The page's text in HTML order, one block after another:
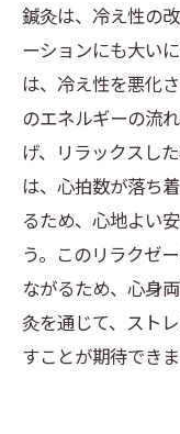
鍼灸は、冷え性の
ーションにも大い
は、冷え性を悪化
のエネルギーの流
げ、リラックスし
は、心拍数が落ち
るため、心地よい
う。このリラクゼ
ながるため、心身
灸を通じて、スト
すことが期待できま